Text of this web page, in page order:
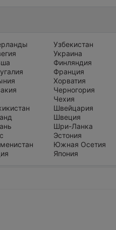
Узбекистан
Украина
Финляндия
Франция
Хорватия
Черногория
Чехия
Швейцария
Швеция
Шри-Ланка
Эстония
Южная Осетия
Япония